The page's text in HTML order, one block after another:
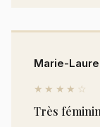
Marie-Laure
★★★★☆
Très